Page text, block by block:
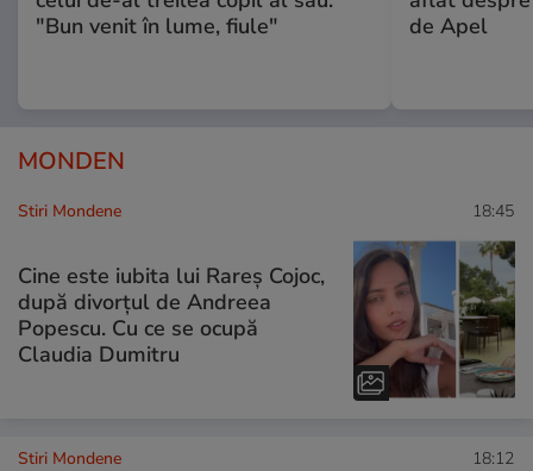
"Bun venit în lume, fiule"
de Apel
MONDEN
Stiri Mondene 18:45
Cine este iubita lui Rareș Cojoc,
după divorțul de Andreea
Popescu. Cu ce se ocupă
Claudia Dumitru
Stiri Mondene 18:12